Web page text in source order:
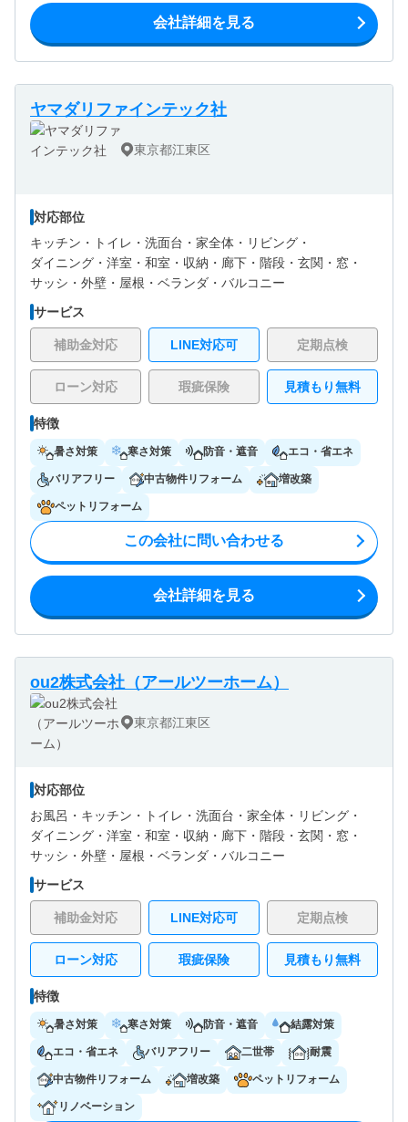
会社詳細を見る
ヤマダリファインテック社
東京都江東区
対応部位
キッチン・
トイレ・ 洗面台・ 家全体・ リビング・
ダイニング・ 洋室・ 和室・ 収納・ 廊下・ 階段・ 玄関・ 窓・
サッシ・ 外壁・ 屋根・ ベランダ・バルコニー
サービス
補助金対応 LINE対応可 定期点検
ローン対応 瑕疵保険 見積もり無料
特徴
暑さ対策 寒さ対策 防音・遮音 エコ・省エネ
バリアフリー 中古物件リフォーム 増改築
ペットリフォーム
この会社に問い合わせる
会社詳細を見る
ou2株式会社（アールツーホーム）
東京都江東区
対応部位
お風呂・ キッチン・ トイレ・ 洗面台・ 家全体・ リビング・
ダイニング・ 洋室・ 和室・ 収納・ 廊下・ 階段・ 玄関・ 窓・
サッシ・ 外壁・ 屋根・ ベランダ・バルコニー
サービス
補助金対応 LINE対応可 定期点検
ローン対応 瑕疵保険 見積もり無料
特徴
暑さ対策 寒さ対策 防音・遮音 結露対策
エコ・省エネ バリアフリー 二世帯 耐震
中古物件リフォーム 増改築 ペットリフォーム
リノベーション